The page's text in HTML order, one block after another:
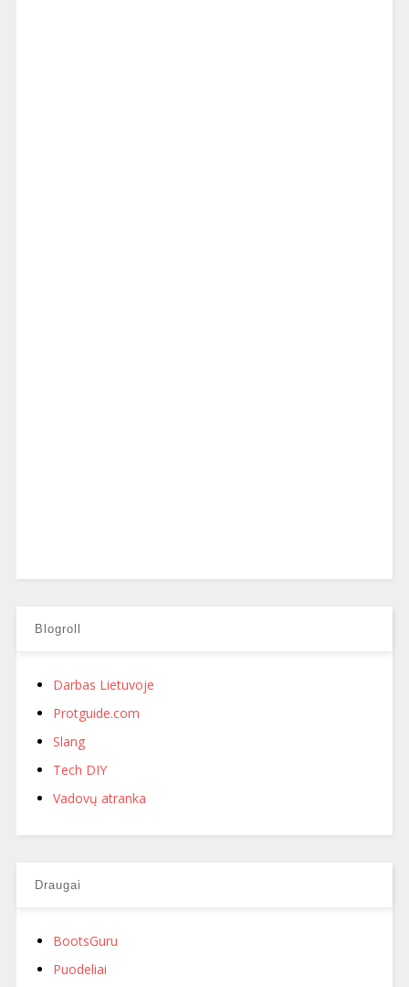
Blogroll
Darbas Lietuvoje
Protguide.com
Slang
Tech DIY
Vadovų atranka
Draugai
BootsGuru
Puodeliai